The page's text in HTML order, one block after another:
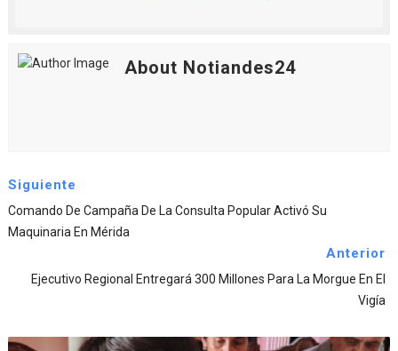
About Notiandes24
Siguiente
Comando De Campaña De La Consulta Popular Activó Su
Maquinaria En Mérida
Anterior
Ejecutivo Regional Entregará 300 Millones Para La Morgue En El
Vigía